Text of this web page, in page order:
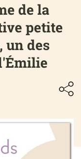
de la
petite
un des